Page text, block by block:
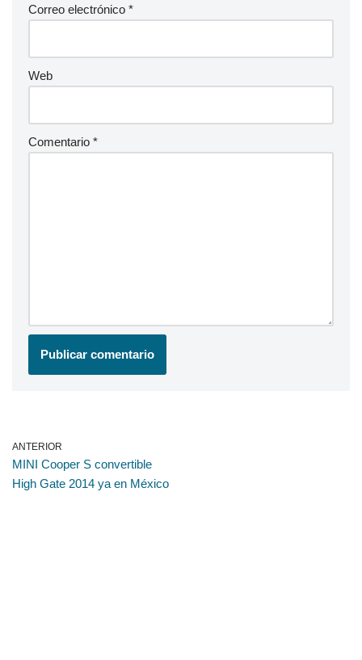
Correo electrónico *
Web
Comentario *
ANTERIOR
MINI Cooper S convertible
High Gate 2014 ya en México